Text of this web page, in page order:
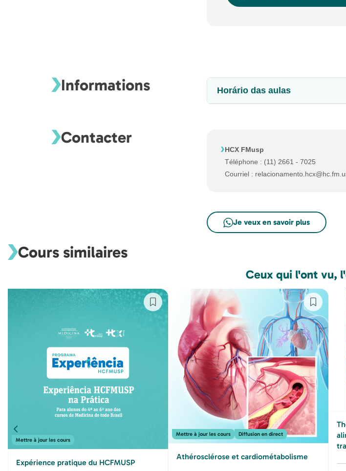
Informations Horário das aulas
Contacter
›HCX FMusp
Téléphone : (11) 2661 - 7025
Courriel :
Cours similaires
Ceux qui l'ont vu,
Mettre à jour les cours
Expérience pratique du HCFMUSP
Mettre à jour les cours Diffusion en direct
Athérosclérose et cardiométabolisme